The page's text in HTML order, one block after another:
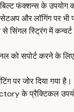
फंक्शन्स के उपयोग
और लॉगिंग पर भी
सिंगल स्ट्रिंग में कन्वर्ट
को सपोर्ट करने के लिए
पर जोर दिया गया है।
के प्रैक्टिकल